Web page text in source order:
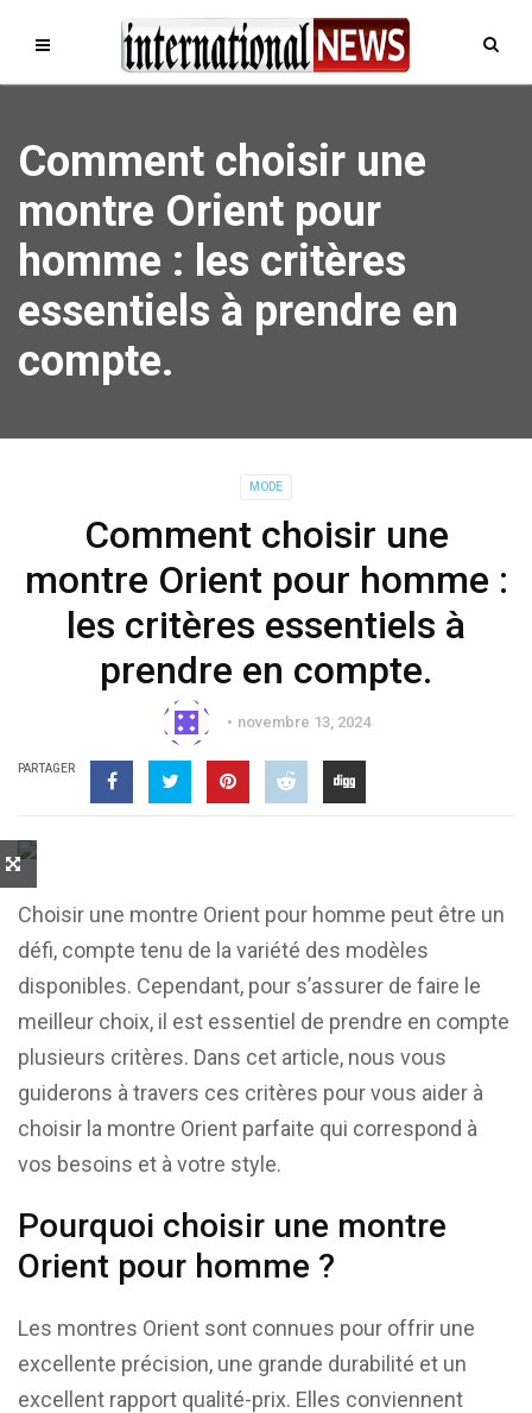
Comment choisir une
montre Orient pour
homme : les critères
essentiels à prendre en
compte.
MODE
Comment choisir une
montre Orient pour homme :
les critères essentiels à
prendre en compte.
novembre 13, 2024
PARTAGER
Choisir une montre Orient pour homme peut être un
défi, compte tenu de la variété des modèles
disponibles. Cependant, pour s’assurer de faire le
meilleur choix, il est essentiel de prendre en compte
plusieurs critères. Dans cet article, nous vous
guiderons à travers ces critères pour vous aider à
choisir la montre Orient parfaite qui correspond à
vos besoins et à votre style.
Pourquoi choisir une montre
Orient pour homme ?
Les montres Orient sont connues pour offrir une
excellente précision, une grande durabilité et un
excellent rapport qualité-prix. Elles conviennent